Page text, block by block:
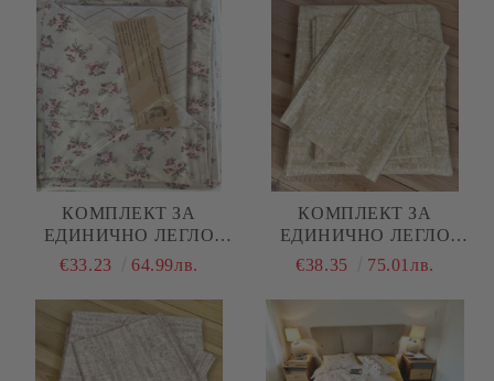
КОМПЛЕКТ ЗА
ЕДИНИЧНО ЛЕГЛО
"ЦВЕТЯ"
€33.23 64.99лв.
КОМПЛЕКТ ЗА
ЕДИНИЧНО ЛЕГЛО
"ЖЪЛТ МЕЛАНЖ"
€38.35 75.01лв.